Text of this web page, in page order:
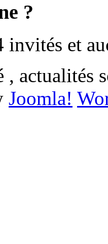
?
invités et
, actualités
Joomla!